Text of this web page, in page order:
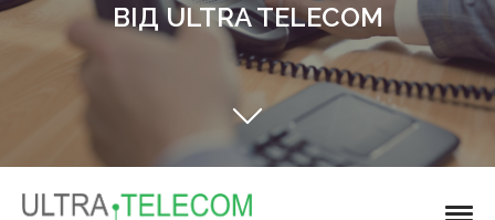
ВІД ULTRA TELECOM